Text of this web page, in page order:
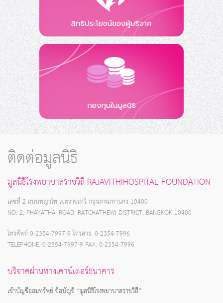
ติดต่อมูลนิธิ
มูลนิธิโรงพยาบาลราชวิถี RAJAVITHIHOSPITAL FOUNDATION
เลขที่ 2 ถนนพญาไท เขตราชเทวี กรุงเทพมหานคร 10400
NO. 2, PHAYATHAI ROAD, RATCHATHEWI DISTRICT, BANGKOK 10400
โทรศัพท์ 0-2354-7997-9 โทรสาร. 0-2354-7996
TELEPHONE. 0-2354-7997-9 FAX. 0-2354-7996
บริจาคผ่านทางเคาน์เตอร์ธนาคาร
เข้าบัญชีออมทรัพย์ ชื่อบัญชี “มูลนิธิโรงพยาบาลราชวิถี”